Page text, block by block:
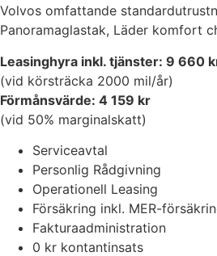
Volvos omfattande
Panoramaglastak, Läder komfort
Leasinghyra inkl. tjänster: 9 660
(vid körsträcka 2000 mil/år)
Förmånsvärde: 4 159 kr
(vid 50% marginalskatt)
Serviceavtal
Personlig Rådgivning
Operationell Leasing
Försäkring inkl. MER-
Fakturaadministration
0 kr kontantinsats